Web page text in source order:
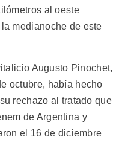
al oeste
medianoche de este
Augusto Pinochet,
octubre, había hecho
rechazo al tratado que
de Argentina y
el 16 de diciembre